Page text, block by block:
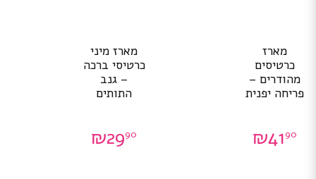
מארז
כרטיסים
מהודרים –
פריחה יפנית
₪4190
מארז מיני
כרטיסי ברכה
– גנב
התותים
₪2990